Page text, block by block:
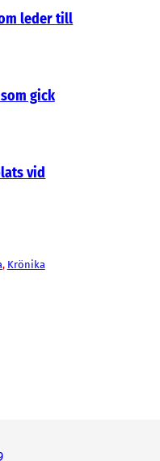
leder till
gick
vid
, Krönika